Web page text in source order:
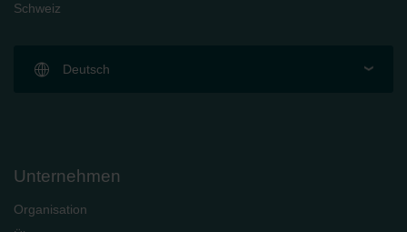
Schweiz
Deutsch
Unternehmen
Organisation